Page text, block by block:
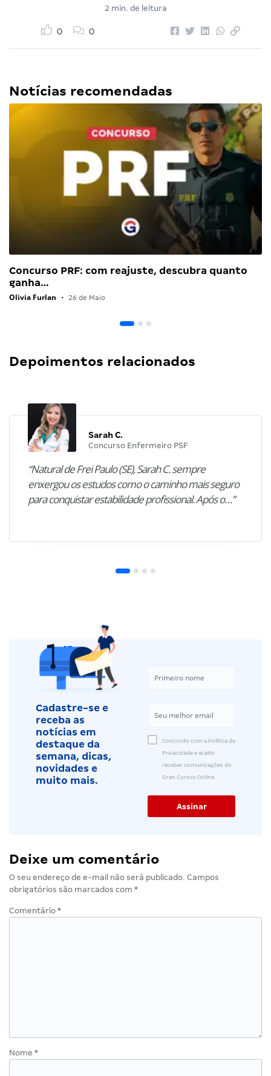
2 min. de leitura
0 0
Notícias recomendadas
Concurso PRF: com reajuste, descubra quanto
ganha…
Olivia Furlan • 26 de Maio
Depoimentos relacionados
Sarah C.
Concurso Enfermeiro PSF
“Natural de Frei Paulo (SE), Sarah C. sempre
enxergou os estudos como o caminho mais seguro
para conquistar estabilidade profissional. Após o…”
Cadastre-se e
receba as
notícias em
destaque da
semana, dicas,
novidades e
muito mais.
Concordo com a Política de
Privacidade e aceito
receber comunicações do
Gran Cursos Online.
Deixe um comentário
O seu endereço de e-mail não será publicado. Campos
obrigatórios são marcados com *
Comentário *
Nome *